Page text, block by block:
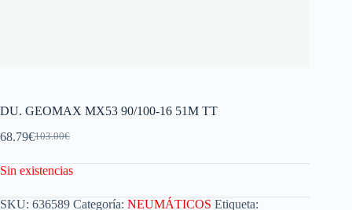
DU. GEOMAX MX53 90/100-16 51M TT
103.00€
68.79€
Sin existencias
SKU: 636589 Categoría: NEUMÁTICOS Etiqueta: